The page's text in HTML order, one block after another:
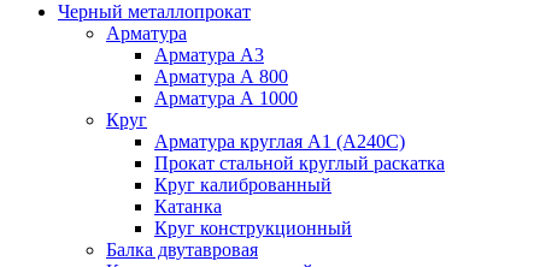
Черный металлопрокат
Арматура
Арматура А3
Арматура А 800
Арматура А 1000
Круг
Арматура круглая А1 (А240C)
Прокат стальной круглый раскатка
Круг калиброванный
Катанка
Круг конструкционный
Балка двутавровая